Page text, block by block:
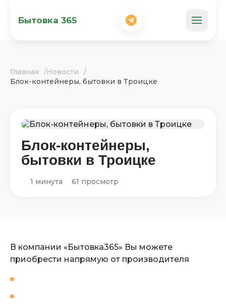
Бытовка 365
Главная
Новости
Блок-контейнеры, бытовки в Троицке
Блок-контейнеры,
бытовки в Троицке
1 минута 61 просмотр
В компании «Бытовка365» Вы можете
приобрести напрямую от производителя